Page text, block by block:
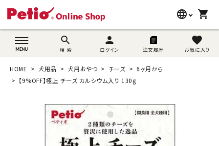
language
wovn-lang-name
shopping_cart
search
検 索
person
ログイン 注文履歴
favorite
お気に入り
search
猫用品
うさぎ用品
ブランド別に探す
HOME 犬用品 犬用おやつ チーズ
6ヶ月から
【9%OFF】極上 チーズ カルシウム入り 130g